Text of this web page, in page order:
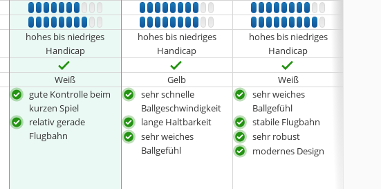
1 2 3 4 5 6 7 8 9 10 1 2 3 4 5 6 7 8 9 10 1 2 3 4 5 6 7 8 9 10
1 2 3 4 5 6 7 8 9 10 1 2 3 4 5 6 7 8 9 10 1 2 3 4 5 6 7 8 9 10
hohes bis niedriges
Handicap
hohes bis niedriges
Handicap
hohes bis niedriges
Handicap
Weiß Gelb Weiß
gute Kontrolle beim
kurzen Spiel
relativ gerade
Flugbahn
sehr schnelle
Ballgeschwindigkeit
lange Haltbarkeit
sehr weiches
Ballgefühl
sehr weiches
Ballgefühl
stabile Flugbahn
sehr robust
modernes Design